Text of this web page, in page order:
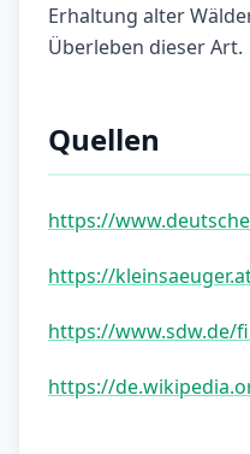
Erhaltung alter
Überleben dieser Art.
Quellen
https://
https://
https://www.sdw.de/
https://